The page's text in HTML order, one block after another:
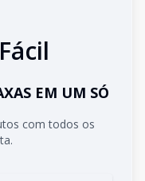
EM UM SÓ
com todos os